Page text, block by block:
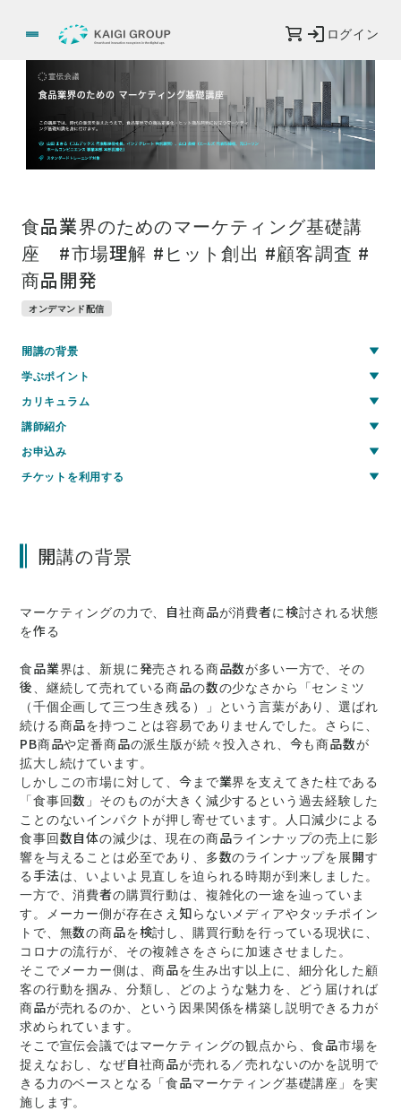
ログイン
開講の背景
マーケティングの力で、自社商品が消費者に検討される状態
を作る
食品業界は、新規に発売される商品数が多い一方で、その
後、継続して売れている商品の数の少なさから「センミツ
（千個企画して三つ生き残る）」という言葉があり、選ばれ
続ける商品を持つことは容易でありませんでした。さらに、
PB商品や定番商品の派生版が続々投入され、今も商品数が
拡大し続けています。
しかしこの市場に対して、今まで業界を支えてきた柱である
「食事回数」そのものが大きく減少するという過去経験した
ことのないインパクトが押し寄せています。人口減少による
食事回数自体の減少は、現在の商品ラインナップの売上に影
響を与えることは必至であり、多数のラインナップを展開す
る手法は、いよいよ見直しを迫られる時期が到来しました。
一方で、消費者の購買行動は、複雑化の一途を辿っていま
す。メーカー側が存在さえ知らないメディアやタッチポイン
トで、無数の商品を検討し、購買行動を行っている現状に、
コロナの流行が、その複雑さをさらに加速させました。
そこでメーカー側は、商品を生み出す以上に、細分化した顧
客の行動を掴み、分類し、どのような魅力を、どう届ければ
商品が売れるのか、という因果関係を構築し説明できる力が
求められています。
そこで宣伝会議ではマーケティングの観点から、食品市場を
捉えなおし、なぜ自社商品が売れる／売れないのかを説明で
きる力のベースとなる「食品マーケティング基礎講座」を実
施します。
食品業界のためのマーケティング基礎講
座 #市場理解 #ヒット創出 #顧客調査 #
商品開発
オンデマンド配信
開講の背景
学ぶポイント
カリキュラム
講師紹介
お申込み
チケットを利用する